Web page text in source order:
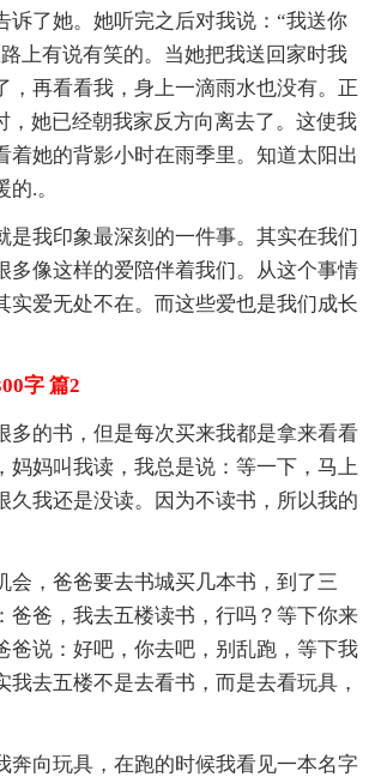
诉了她。她听完之后对我说：“我送你
上有说有笑的。当她把我送回家时我
，再看看我，身上一滴雨水也没有。正
，她已经朝我家反方向离去了。这使我
着她的背影小时在雨季里。知道太阳出
.。
是我印象最深刻的一件事。其实在我们
多像这样的爱陪伴着我们。从这个事情
实爱无处不在。而这些爱也是我们成长
字 篇2
多的书，但是每次买来我都是拿来看看
妈妈叫我读，我总是说：等一下，马上
久我还是没读。因为不读书，所以我的
会，爸爸要去书城买几本书，到了三
爸爸，我去五楼读书，行吗？等下你来
爸说：好吧，你去吧，别乱跑，等下我
我去五楼不是去看书，而是去看玩具，
奔向玩具，在跑的时候我看见一本名字